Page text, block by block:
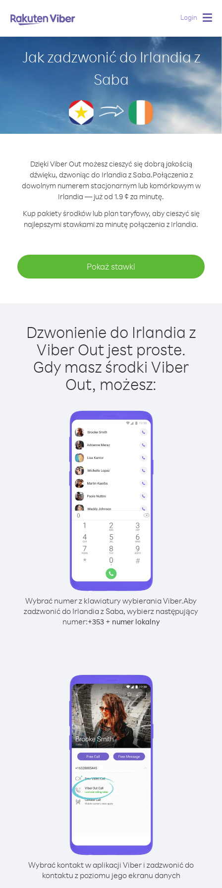
Login
Jak zadzwonić do Irlandia z
Saba
Dzięki Viber Out możesz cieszyć się dobrą jakością
dźwięku, dzwoniąc do Irlandia z Saba.Połączenia z
dowolnym numerem stacjonarnym lub komórkowym w
Irlandia — już od 1.9 ¢ za minutę.
Kup pakiety środków lub plan taryfowy, aby cieszyć się
najlepszymi stawkami za minutę połączenia z Irlandia.
Pokaż stawki
Dzwonienie do Irlandia z
Viber Out jest proste.
Gdy masz środki Viber
Out, możesz:
Wybrać numer z klawiatury wybierania Viber.Aby
zadzwonić do Irlandia z Saba, wybierz następujący
numer:+353+ numer lokalny
Wybrać kontakt w aplikacji Viber i zadzwonić do
kontaktu z poziomu jego ekranu danych